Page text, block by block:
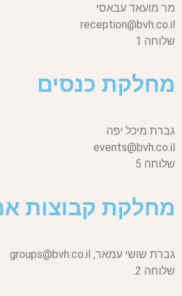
מר מועאד עבאסי
reception@bvh.co.il
שלוחה 1
מחלקת כנסים
גברת מיכל יפה
events@bvh.co.il
שלוחה 5
מחלקת קבוצות
גברת שושי עמאר, groups@bvh.co.il
שלוחה 2.